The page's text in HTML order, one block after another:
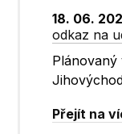
18. 06.
odkaz na
Plánovaný
Přejít na